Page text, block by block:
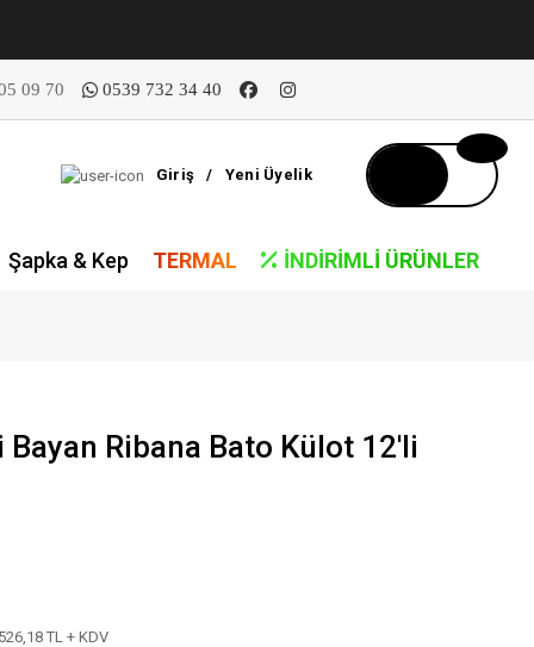
09 70 0539 732 34 40
Giriş / Yeni Üyelik
Şapka & Kep TERMAL İNDIRIMLI ÜRÜNLER
Ribana Bato Külot 12'li
TL + KDV